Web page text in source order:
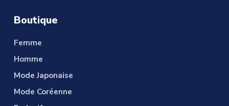
Boutique
Femme
Homme
Mode Japonaise
Mode Coréenne